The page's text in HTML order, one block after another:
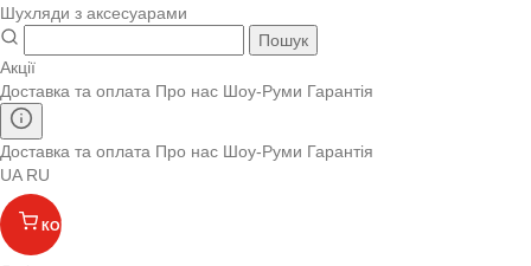
Шухляди з аксесуарами
Пошук
Акції
Доставка та оплата Про нас Шоу-Руми Гарантія
Доставка та оплата Про нас Шоу-Руми Гарантія
UA RU
КОШИК